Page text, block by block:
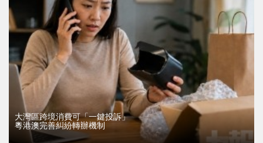
大灣區跨境消費可「一鍵投訴」
粵港澳完善糾紛轉辦機制